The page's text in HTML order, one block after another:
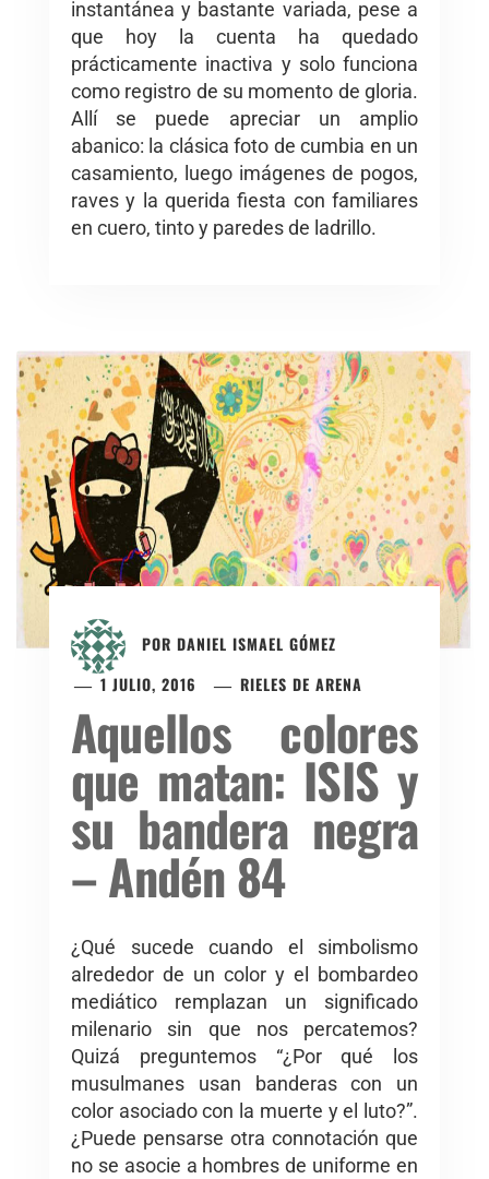
instantánea y bastante variada, pese a
que hoy la cuenta ha quedado
prácticamente inactiva y solo funciona
como registro de su momento de gloria.
Allí se puede apreciar un amplio
abanico: la clásica foto de cumbia en un
casamiento, luego imágenes de pogos,
raves y la querida fiesta con familiares
en cuero, tinto y paredes de ladrillo.
POR DANIEL ISMAEL GÓMEZ
1 JULIO, 2016
RIELES DE ARENA
Aquellos colores
que matan: ISIS y
su bandera negra
– Andén 84
¿Qué sucede cuando el simbolismo
alrededor de un color y el bombardeo
mediático remplazan un significado
milenario sin que nos percatemos?
Quizá preguntemos “¿Por qué los
musulmanes usan banderas con un
color asociado con la muerte y el luto?”.
¿Puede pensarse otra connotación que
no se asocie a hombres de uniforme en